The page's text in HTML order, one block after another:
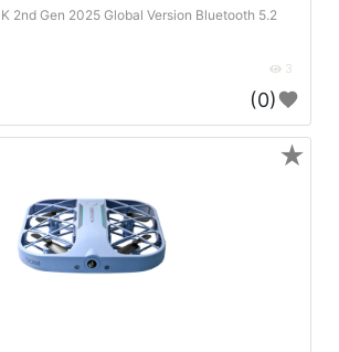
2nd Gen 2025 Global Version Bluetooth 5.2
3
(0)
★